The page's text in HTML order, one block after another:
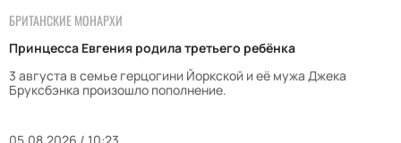
БРИТАНСКИЕ МОНАРХИ
Принцесса Евгения родила третьего ребёнка
3 августа в семье герцогини Йоркской и её мужа Джека
Бруксбэнка произошло пополнение.